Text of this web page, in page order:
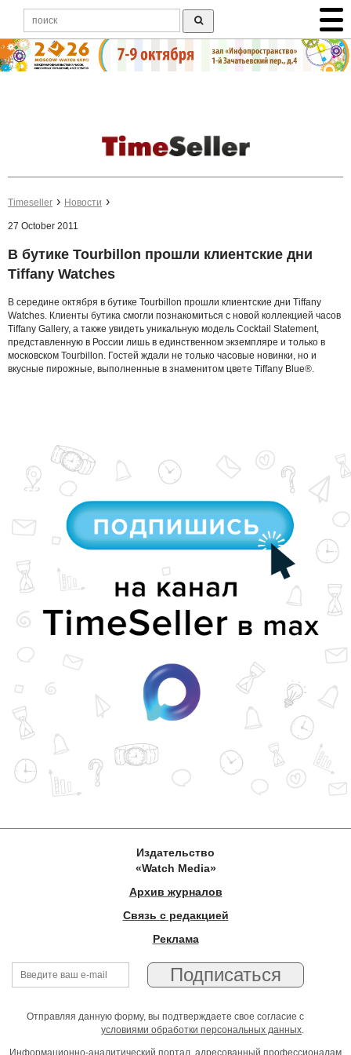
Timeseller Новости
27 October 2011
В бутике Tourbillon прошли клиентские дни
Tiffany Watches
В середине октября в бутике Tourbillon прошли клиентские дни Tiffany
Watches. Клиенты бутика смогли познакомиться с новой коллекцией часов
Tiffany Gallery, а также увидеть уникальную модель Cocktail Statement,
представленную в России лишь в единственном экземпляре и только в
московском Tourbillon. Гостей ждали не только часовые новинки, но и
вкусные пирожные, выполненные в знаменитом цвете Tiffany Blue®.
Издательство
«Watch Media»
Архив журналов
Связь с редакцией
Реклама
Отправляя данную форму, вы подтверждаете свое согласие с
условиями обработки персональных данных.
Информационно-аналитический портал, адресованный профессионалам